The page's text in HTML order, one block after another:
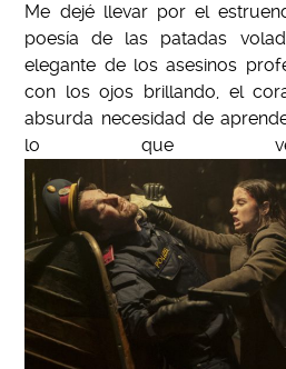
Me dejé llevar por el
poesía de las patadas
elegante de los asesinos
con los ojos brillando, el
absurda necesidad de
lo que